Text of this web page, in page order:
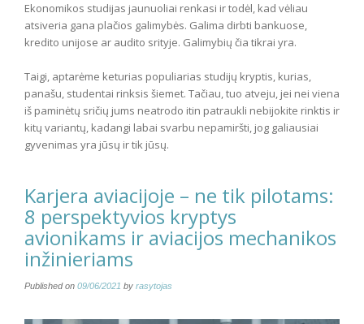
Ekonomikos studijas jaunuoliai renkasi ir todėl, kad vėliau
atsiveria gana plačios galimybės. Galima dirbti bankuose,
kredito unijose ar audito srityje. Galimybių čia tikrai yra.
Taigi, aptarėme keturias populiarias studijų kryptis, kurias,
panašu, studentai rinksis šiemet. Tačiau, tuo atveju, jei nei viena
iš paminėtų sričių jums neatrodo itin patraukli nebijokite rinktis ir
kitų variantų, kadangi labai svarbu nepamiršti, jog galiausiai
gyvenimas yra jūsų ir tik jūsų.
Karjera aviacijoje – ne tik pilotams:
8 perspektyvios kryptys
avionikams ir aviacijos mechanikos
inžinieriams
Published on 09/06/2021 by rasytojas